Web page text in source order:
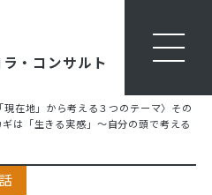
・コンサルト
現在地」から考える３つのテーマ〉 その
は「生きる実感」 ～自分の頭で考える